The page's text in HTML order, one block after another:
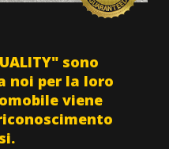
sono
noi per la loro
viene